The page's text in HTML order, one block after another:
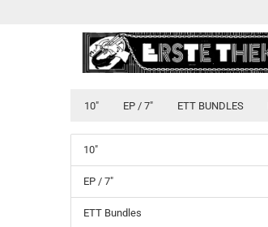
10" EP / 7" ETT BUNDLES
10"
EP / 7"
ETT Bundles